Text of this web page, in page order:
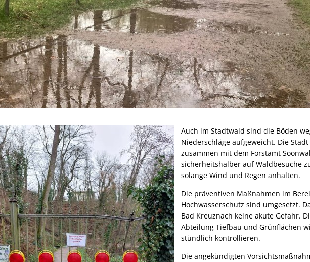
Auch im Stadtwald sind die Böden
Niederschläge aufgeweicht. Die
zusammen mit dem Forstamt
sicherheitshalber auf Waldbesuche
solange Wind und Regen anhalten.
Die präventiven Maßnahmen im
Hochwasserschutz sind umgesetzt.
Bad Kreuznach keine akute Gefahr.
Abteilung Tiefbau und Grünflächen
stündlich kontrollieren.
Die angekündigten